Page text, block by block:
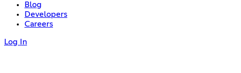
Blog
Developers
Careers
Log In